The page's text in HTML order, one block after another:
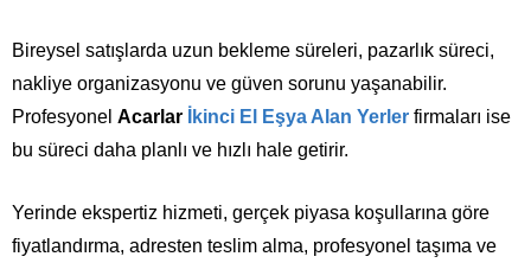
Bireysel satışlarda uzun bekleme süreleri, pazarlık süreci,
nakliye organizasyonu ve güven sorunu yaşanabilir.
Profesyonel Acarlar İkinci El Eşya Alan Yerler firmaları ise
bu süreci daha planlı ve hızlı hale getirir.
Yerinde ekspertiz hizmeti, gerçek piyasa koşullarına göre
fiyatlandırma, adresten teslim alma, profesyonel taşıma ve